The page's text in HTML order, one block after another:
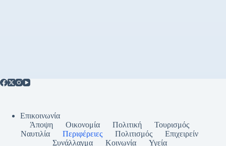
Επικοινωνία
Άποψη
Οικονομία Πολιτική
Τουρισμός
Ναυτιλία
Περιφέρειες Πολιτισμός
Επιχειρείν
Συνάλλαγμα
Κοινωνία Υγεία